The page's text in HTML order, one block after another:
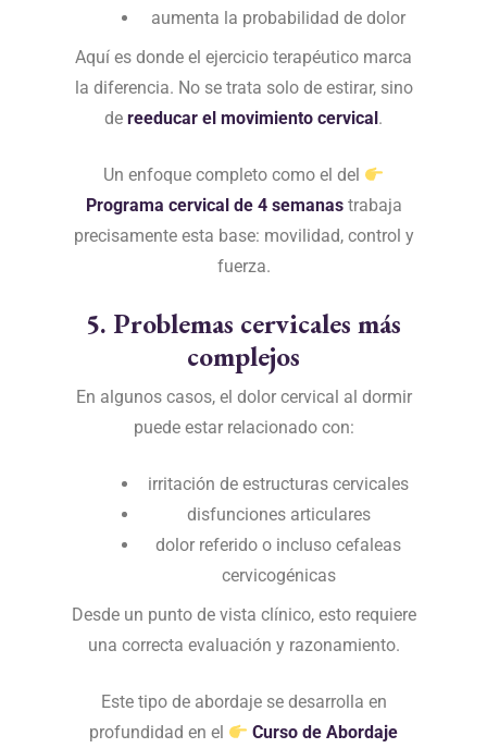
aumenta la probabilidad de dolor
Aquí es donde el ejercicio terapéutico marca
la diferencia. No se trata solo de estirar, sino
de reeducar el movimiento cervical .
Un enfoque completo como el del
Programa cervical de 4 semanas trabaja
precisamente esta base: movilidad, control y
fuerza.
5. Problemas cervicales más
complejos
En algunos casos, el dolor cervical al dormir
puede estar relacionado con:
irritación de estructuras cervicales
disfunciones articulares
dolor referido o incluso cefaleas
cervicogénicas
Desde un punto de vista clínico, esto requiere
una correcta evaluación y razonamiento.
Este tipo de abordaje se desarrolla en
profundidad en el
Curso de Abordaje